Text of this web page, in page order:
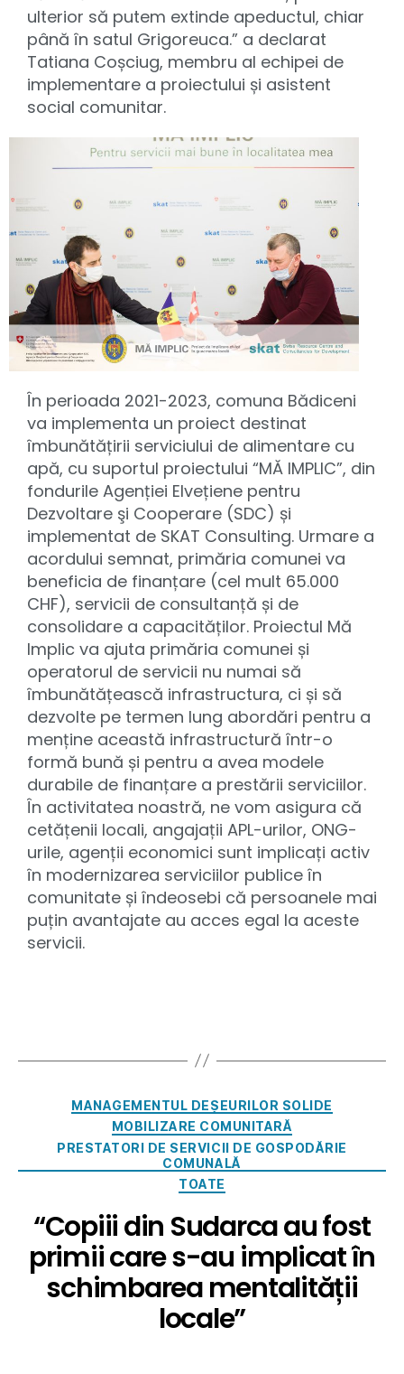
ulterior să putem extinde apeductul, chiar
până în satul Grigoreuca.” a declarat
Tatiana Coșciug, membru al echipei de
implementare a proiectului și asistent
social comunitar.
În perioada 2021-2023, comuna Bădiceni
va implementa un proiect destinat
îmbunătățirii serviciului de alimentare cu
apă, cu suportul proiectului “MĂ IMPLIC”, din
fondurile Agenției Elvețiene pentru
Dezvoltare şi Cooperare (SDC) și
implementat de SKAT Consulting. Urmare a
acordului semnat, primăria comunei va
beneficia de finanțare (cel mult 65.000
CHF), servicii de consultanță și de
consolidare a capacităților. Proiectul Mă
Implic va ajuta primăria comunei și
operatorul de servicii nu numai să
îmbunătățească infrastructura, ci și să
dezvolte pe termen lung abordări pentru a
menține această infrastructură într-o
formă bună și pentru a avea modele
durabile de finanțare a prestării serviciilor.
În activitatea noastră, ne vom asigura că
cetățenii locali, angajații APL-urilor, ONG-
urile, agenții economici sunt implicați activ
în modernizarea serviciilor publice în
comunitate și îndeosebi că persoanele mai
puțin avantajate au acces egal la aceste
servicii.
MANAGEMENTUL DEȘEURILOR SOLIDE
MOBILIZARE COMUNITARĂ
PRESTATORI DE SERVICII DE GOSPODĂRIE
COMUNALĂ
TOATE
“Copiii din Sudarca au fost
primii care s-au implicat în
schimbarea mentalității
locale”